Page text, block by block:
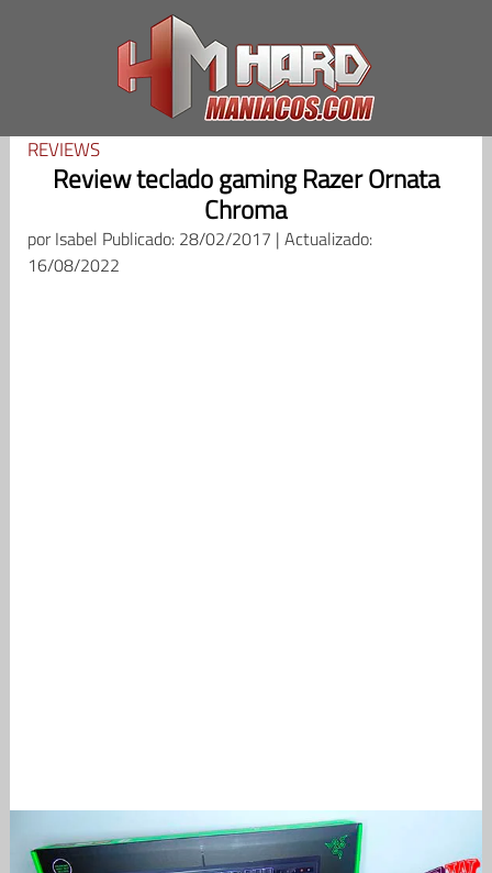
REVIEWS
Review teclado gaming Razer Ornata
Chroma
porIsabel Publicado: 28/02/2017 | Actualizado:
16/08/2022